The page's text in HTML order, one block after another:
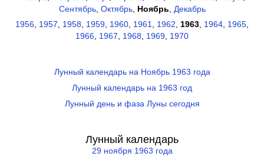
Сентябрь, Октябрь, Ноябрь
Декабрь
1956, 1957, 1958, 1959, 1960, 1961, 1962, 1963, 1964, 1965,
1966, 1967, 1968, 1969, 1970
Лунный календарь на Ноябрь 1963 года
Лунный календарь на 1963 год
Лунный день и фаза Луны сегодня
Лунный календарь
29 ноября 1963 года